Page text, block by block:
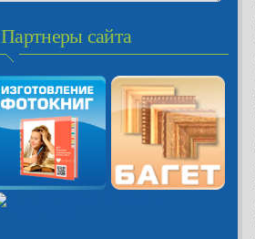
Партнеры сайта